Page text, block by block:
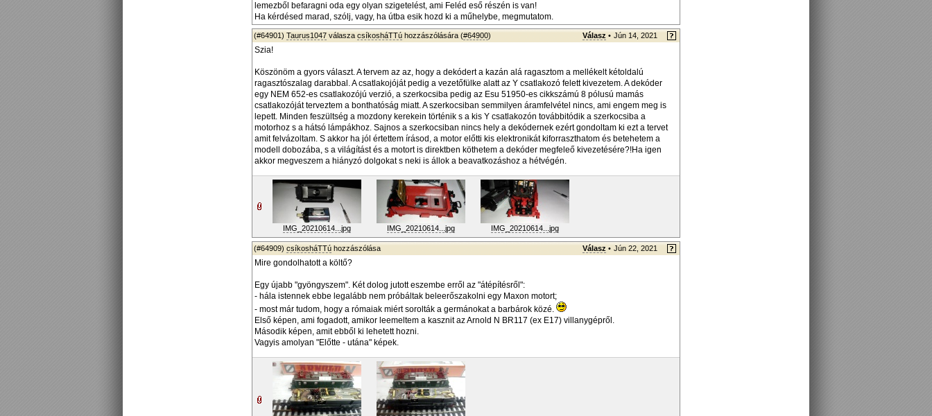
lemezből befaragni oda egy olyan szigetelést, ami Feléd eső részén is van!
Ha kérdésed marad, szólj, vagy, ha útba esik hozd ki a műhelybe, megmutatom.
(#64901) Taurus1047 válasza csíkosháTTú hozzászólására (#64900) Válasz • Jún 14, 2021
Szia!
Köszönöm a gyors választ. A tervem az az, hogy a dekódert a kazán alá ragasztom a mellékelt kétoldalú
ragasztószalag darabbal. A csatlakojóját pedig a vezetőfülke alatt az Y csatlakozó felett kivezetem. A dekóder
egy NEM 652-es csatlakozójú verzió, a szerkocsiba pedig az Esu 51950-es cikkszámú 8 pólusú mamás
csatlakozóját terveztem a bonthatóság miatt. A szerkocsiban semmilyen áramfelvétel nincs, ami engem meg is
lepett. Minden feszültség a mozdony kerekein történik s a kis Y csatlakozón továbbitódik a szerkocsiba a
motorhoz s a hátsó lámpákhoz. Sajnos a szerkocsiban nincs hely a dekódernek ezért gondoltam ki ezt a tervet
amit felvázoltam. S akkor ha jól értettem írásod, a motor előtti kis elektronikát kiforraszthatom és betehetem a
modell dobozába, s a világítást és a motort is direktben köthetem a dekóder megfeleő kivezetésére?!Ha igen
akkor megveszem a hiányzó dolgokat s neki is állok a beavatkozáshoz a hétvégén.
IMG_20210614...jpg IMG_20210614...jpg IMG_20210614...jpg
(#64909) csíkosháTTú hozzászólása Válasz • Jún 22, 2021
Mire gondolhatott a költő?
Egy újabb "gyöngyszem". Két dolog jutott eszembe erről az "átépítésről":
- hála istennek ebbe legalább nem próbáltak beleerőszakolni egy Maxon motort;
- most már tudom, hogy a rómaiak miért sorolták a germánokat a barbárok közé.
Első képen, ami fogadott, amikor leemeltem a kasznit az Arnold N BR117 (ex E17) villanygépről.
Második képen, amit ebből ki lehetett hozni.
Vagyis amolyan "Előtte - utána" képek.